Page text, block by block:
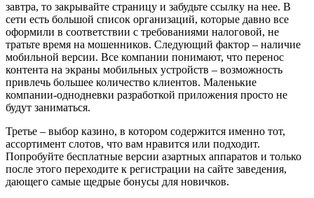
завтра, то закрывайте страницу и забудьте ссылку на нее. В
сети есть большой список организаций, которые давно все
оформили в соответствии с требованиями налоговой, не
тратьте время на мошенников. Следующий фактор – наличие
мобильной версии. Все компании понимают, что перенос
контента на экраны мобильных устройств – возможность
привлечь большее количество клиентов. Маленькие
компании-однодневки разработкой приложения просто не
будут заниматься.
Третье – выбор казино, в котором содержится именно тот,
ассортимент слотов, что вам нравится или подходит.
Попробуйте бесплатные версии азартных аппаратов и только
после этого переходите к регистрации на сайте заведения,
дающего самые щедрые бонусы для новичков.